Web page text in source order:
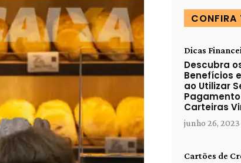
CONFIRA
Dicas
Descubra
Benefícios
ao Utilizar
Carteiras
junho 26, 2023
Cartões de